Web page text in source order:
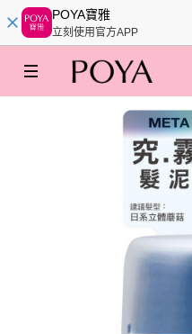
POYA寶雅
立刻使用官方APP